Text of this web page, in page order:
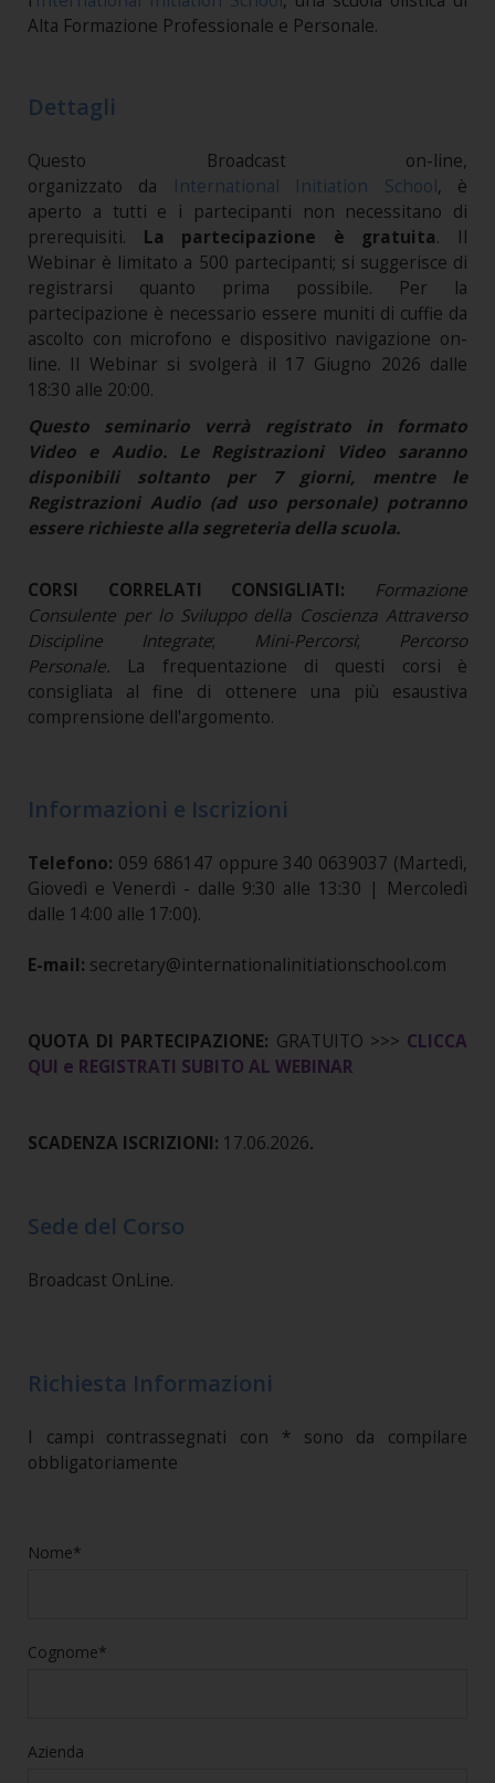
Alta Formazione Professionale e Personale.
Dettagli
Questo Broadcast on-line,
organizzato da
International Initiation School, è
aperto a tutti e i partecipanti non necessitano di
prerequisiti. La partecipazione è gratuita. Il
Webinar è limitato a 500 partecipanti; si suggerisce di
registrarsi quanto prima possibile. Per la
partecipazione è necessario essere muniti di cuffie da
ascolto con microfono e dispositivo navigazione on-
line. Il Webinar si svolgerà il 17 Giugno 2026 dalle
18:30 alle 20:00.
Questo seminario verrà registrato in formato
Video e Audio. Le Registrazioni Video saranno
disponibili soltanto per 7 giorni, mentre le
Registrazioni Audio (ad uso personale) potranno
essere richieste alla segreteria della scuola.
CORSI CORRELATI CONSIGLIATI: Formazione
Consulente per lo Sviluppo della Coscienza Attraverso
Discipline Integrate; Mini-Percorsi; Percorso
Personale. La frequentazione di questi corsi è
consigliata al fine di ottenere una più esaustiva
comprensione dell'argomento.
Informazioni e Iscrizioni
Telefono: 059 686147 oppure 340 0639037 (Martedì,
Giovedì e Venerdì - dalle 9:30 alle 13:30 | Mercoledì
dalle 14:00 alle 17:00).
E-mail: secretary@internationalinitiationschool.com
QUOTA DI PARTECIPAZIONE: GRATUITO >>> CLICCA
QUI e REGISTRATI SUBITO AL WEBINAR
SCADENZA ISCRIZIONI: 17.06.2026.
Sede del Corso
Broadcast OnLine.
Richiesta Informazioni
I campi contrassegnati con * sono da compilare
obbligatoriamente
Nome*
Cognome*
Azienda